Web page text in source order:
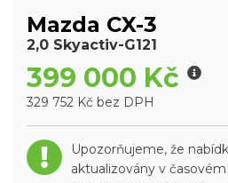
Mazda CX-3
2,0 Skyactiv-G121
399 000 Kč
329 752 Kč bez DPH
Upozorňujeme, že
aktualizovány v